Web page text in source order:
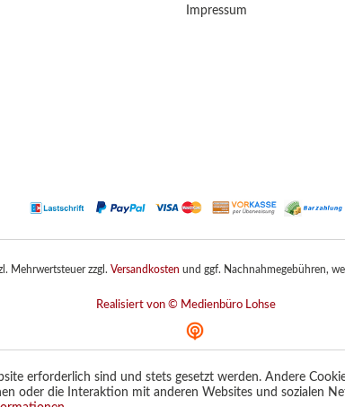
Impressum
Mehrwertsteuer zzgl. Versandkosten und ggf. Nachnahmegebühren,
Realisiert von © Medienbüro Lohse
erforderlich sind und stets gesetzt werden. Andere
oder die Interaktion mit anderen Websites und sozialen